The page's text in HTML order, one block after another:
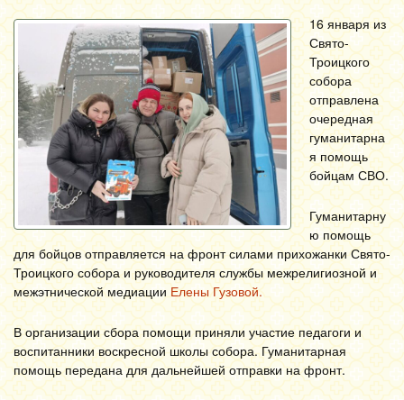
16 января из
Свято-
Троицкого
собора
отправлена
очередная
гуманитарна
я помощь
бойцам СВО.
Гуманитарну
ю помощь
для бойцов отправляется на фронт силами прихожанки Свято-
Троицкого собора и руководителя службы межрелигиозной и
межэтнической медиации Елены Гузовой.
В организации сбора помощи приняли участие педагоги и
воспитанники воскресной школы собора. Гуманитарная
помощь передана для дальнейшей отправки на фронт.